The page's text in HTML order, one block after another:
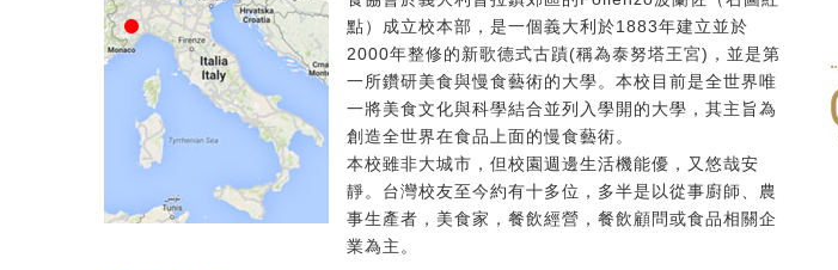
點）成立校本部，是一個義大利於1883年建立並於
2000年整修的新歌德式古蹟(稱為泰努塔王宮)，並是第
一所鑽研美食與慢食藝術的大學。本校目前是全世界唯
一將美食文化與科學結合並列入學開的大學，其主旨為
創造全世界在食品上面的慢食藝術。
本校雖非大城市，但校園週邊生活機能優，又悠哉安
靜。台灣校友至今約有十多位，多半是以從事廚師、農
事生產者，美食家，餐飲經營，餐飲顧問或食品相關企
業為主。